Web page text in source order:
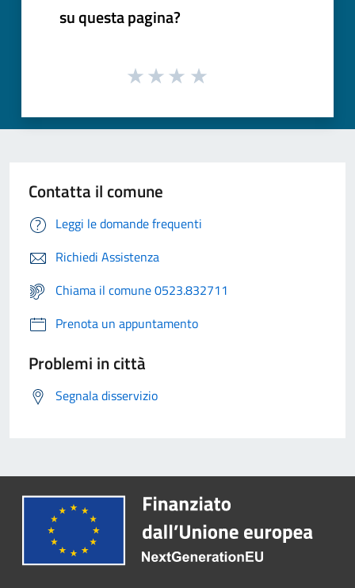
su questa pagina?
Contatta il comune
Leggi le domande frequenti
Richiedi Assistenza
Chiama il comune 0523.832711
Prenota un appuntamento
Problemi in città
Segnala disservizio